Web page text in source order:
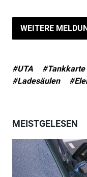
WEITERE
#UTA #Tankkarte
#Ladesäulen
MEISTGELESEN